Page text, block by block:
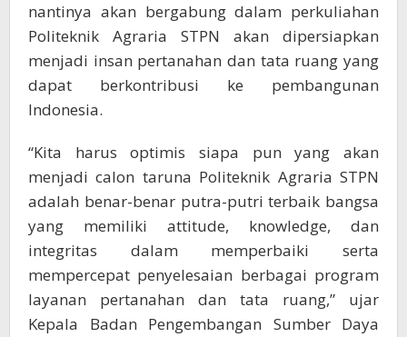
nantinya akan bergabung dalam perkuliahan
Politeknik Agraria STPN akan dipersiapkan
menjadi insan pertanahan dan tata ruang yang
dapat berkontribusi ke pembangunan
Indonesia.
“Kita harus optimis siapa pun yang akan
menjadi calon taruna Politeknik Agraria STPN
adalah benar-benar putra-putri terbaik bangsa
yang memiliki attitude, knowledge, dan
integritas dalam memperbaiki serta
mempercepat penyelesaian berbagai program
layanan pertanahan dan tata ruang,” ujar
Kepala Badan Pengembangan Sumber Daya